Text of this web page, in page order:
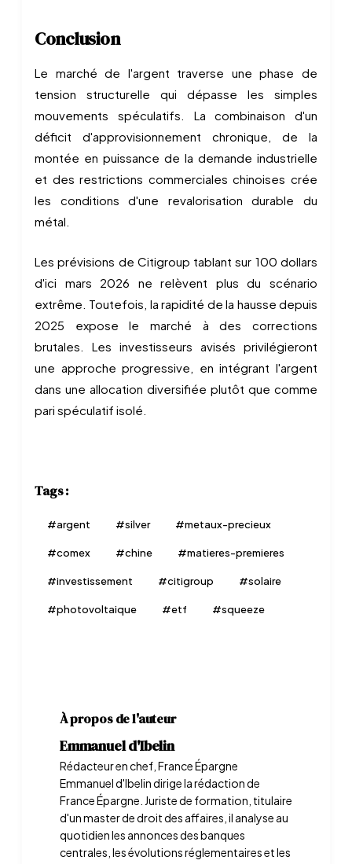
Conclusion
Le marché de l'argent traverse une phase de
tension structurelle qui dépasse les simples
mouvements spéculatifs. La combinaison d'un
déficit d'approvisionnement chronique, de la
montée en puissance de la demande industrielle
et des restrictions commerciales chinoises crée
les conditions d'une revalorisation durable du
métal.
Les prévisions de Citigroup tablant sur 100 dollars
d'ici mars 2026 ne relèvent plus du scénario
extrême. Toutefois, la rapidité de la hausse depuis
2025 expose le marché à des corrections
brutales. Les investisseurs avisés privilégieront
une approche progressive, en intégrant l'argent
dans une allocation diversifiée plutôt que comme
pari spéculatif isolé.
Tags :
#argent #silver #metaux-precieux
#comex #chine #matieres-premieres
#investissement #citigroup #solaire
#photovoltaique #etf #squeeze
À propos de l'auteur
Emmanuel d'Ibelin
Rédacteur en chef, France Épargne
Emmanuel d'Ibelin dirige la rédaction de
France Épargne. Juriste de formation, titulaire
d'un master de droit des affaires, il analyse au
quotidien les annonces des banques
centrales, les évolutions réglementaires et les